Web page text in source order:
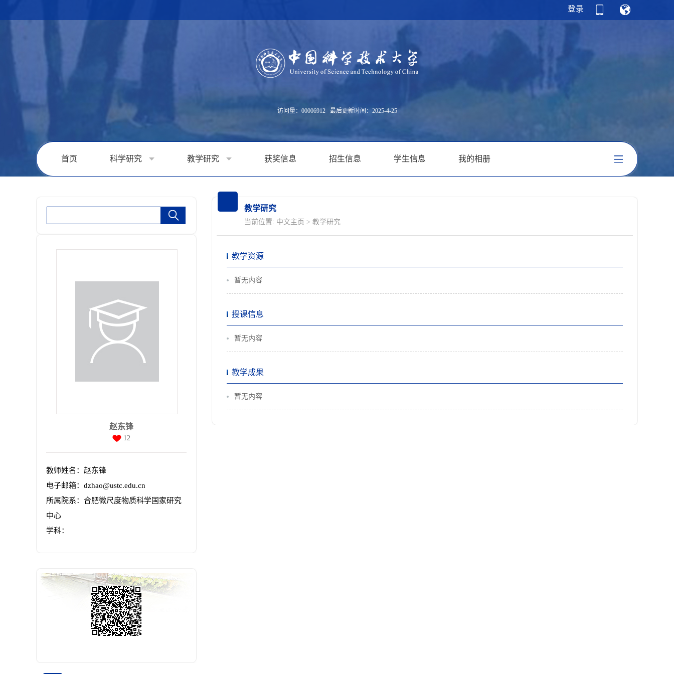
登录
访问量： 00006912 最后更新时间： 2025-4-25
首页 科学研究 教学研究 获奖信息 招生信息 学生信息 我的相册
赵东锋
12
教师姓名：赵东锋
电子邮箱： dzhao@ustc.edu.cn
所属院系：合肥微尺度物质科学国家研究
中心
学科：
教学研究
当前位置: 中文主页 > 教学研究
教学资源
暂无内容
授课信息
暂无内容
教学成果
暂无内容